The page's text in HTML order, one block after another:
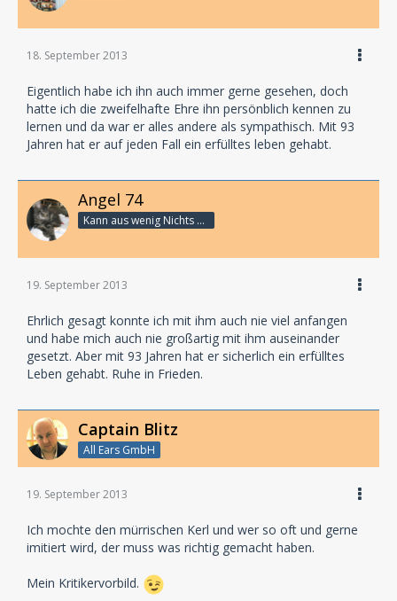
18. September 2013
Eigentlich habe ich ihn auch immer gerne gesehen, doch
hatte ich die zweifelhafte Ehre ihn persönblich kennen zu
lernen und da war er alles andere als sympathisch. Mit 93
Jahren hat er auf jeden Fall ein erfülltes leben gehabt.
Angel 74
Kann aus wenig Nichts machen
19. September 2013
Ehrlich gesagt konnte ich mit ihm auch nie viel anfangen
und habe mich auch nie großartig mit ihm auseinander
gesetzt. Aber mit 93 Jahren hat er sicherlich ein erfülltes
Leben gehabt. Ruhe in Frieden.
Captain Blitz
All Ears GmbH
19. September 2013
Ich mochte den mürrischen Kerl und wer so oft und gerne
imitiert wird, der muss was richtig gemacht haben.
Mein Kritikervorbild.